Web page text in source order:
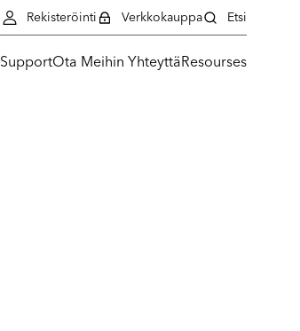
SupportOta Meihin YhteyttäResourses
Rekisteröinti Verkkokauppa Etsi